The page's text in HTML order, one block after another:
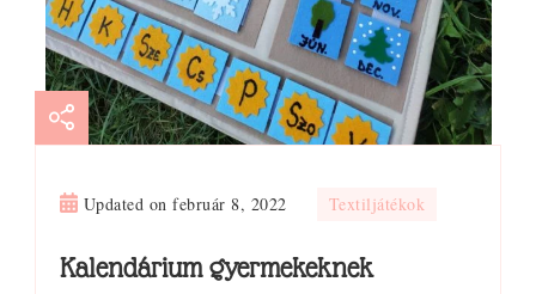
Updated onfebruár 8, 2022 Textiljátékok
Kalendárium gyermekeknek